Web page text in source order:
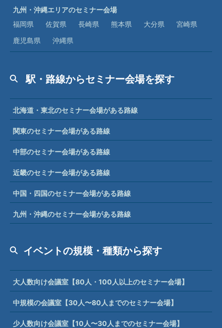
九州・沖縄エリアのセミナー会場
福岡県
佐賀県 長崎県 熊本県 大分県
宮崎県
鹿児島県
沖縄県
駅・路線からセミナー会場を探す
北海道・東北のセミナー会場がある路線
関東のセミナー会場がある路線
中部のセミナー会場がある路線
近畿のセミナー会場がある路線
中国・四国のセミナー会場がある路線
九州・沖縄のセミナー会場がある路線
イベントの規模・種類から探す
大人数向け会議室【80人・100人以上のセミナー会場】
中規模の会議室【30人〜80人までのセミナー会場】
少人数向け会議室【10人〜30人までのセミナー会場】